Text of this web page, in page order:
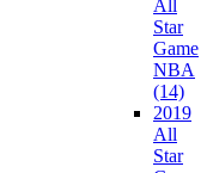
All
Star
Game
NBA
(14)
2019
All
Star